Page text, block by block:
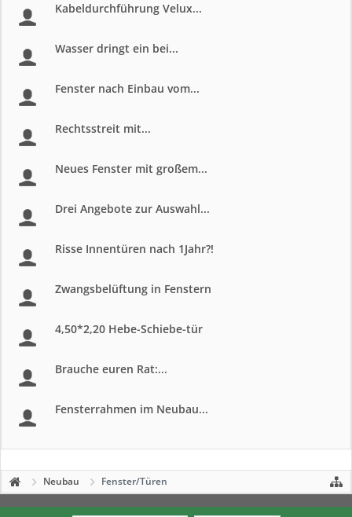
Kabeldurchführung Velux...
Wasser dringt ein bei...
Fenster nach Einbau vom...
Rechtsstreit mit...
Neues Fenster mit großem...
Drei Angebote zur Auswahl...
Risse Innentüren nach 1Jahr?!
Zwangsbelüftung in Fenstern
4,50*2,20 Hebe-Schiebe-tür
Brauche euren Rat:...
Fensterrahmen im Neubau...
Neubau Fenster/Türen